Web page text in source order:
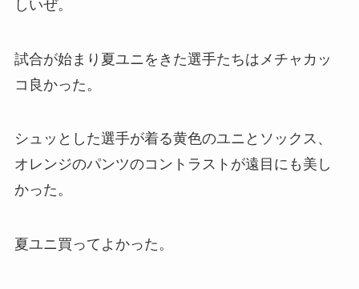
しいぜ。
試合が始まり夏ユニをきた選手たちはメチャカッ
コ良かった。
シュッとした選手が着る黄色のユニとソックス、
オレンジのパンツのコントラストが遠目にも美し
かった。
夏ユニ買ってよかった。